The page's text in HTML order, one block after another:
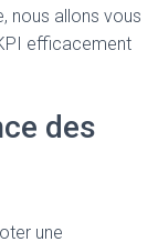
nous allons vous
efficacement
des
une